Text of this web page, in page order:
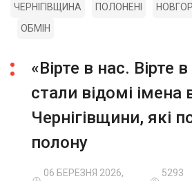
ЧЕРНІГІВЩИНА ПОЛОНЕНІ
ОБМІН
«Вірте в нас. Вірте
стали відомі імена
Чернігівщини, які
полону
06 БЕРЕЗНЯ 2026,
5293